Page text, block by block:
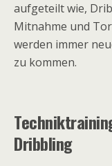
aufgeteilt wie,
Mitnahme und
werden immer
zu kommen.
Dribbling